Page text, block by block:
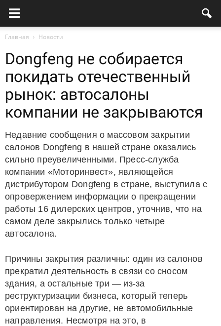
Главная Новости
Dongfeng не собирается
покидать отечественный
рынок: автосалоны
компании не закрываются
Недавние сообщения о массовом закрытии
салонов Dongfeng в нашей стране оказались
сильно преувеличенными. Пресс-служба
компании «Моторинвест», являющейся
дистрибутором Dongfeng в стране, выступила с
опровержением информации о прекращении
работы 16 дилерских центров, уточнив, что на
самом деле закрылись только четыре
автосалона.
Причины закрытия различны: один из салонов
прекратил деятельность в связи со сносом
здания, а остальные три — из-за
реструктуризации бизнеса, который теперь
ориентирован на другие, не автомобильные
направления. Несмотря на это, в